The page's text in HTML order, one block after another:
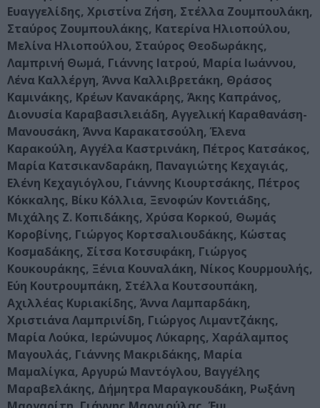
Ευαγγελίδης, Χριστίνα Ζήση, Στέλλα Ζουμπουλάκη,
Σταύρος Ζουμπουλάκης, Κατερίνα Ηλιοπούλου,
Μελίνα Ηλιοπούλου, Σταύρος Θεοδωράκης,
Λαμπρινή Θωμά, Γιάννης Ιατρού, Μαρία Ιωάννου,
Λένα Καλλέργη, Άννα Καλλιβρετάκη, Θράσος
Καμινάκης, Κρέων Κανακάρης, Άκης Καπράνος,
Διονυσία Καραβασιλειάδη, Αγγελική Καραθανάση-
Μανουσάκη, Άννα Καρακατσούλη, Έλενα
Καρακούλη, Αγγέλα Καστρινάκη, Πέτρος Κατσάκος,
Μαρία Κατσικανδαράκη, Παναγιώτης Κεχαγιάς,
Ελένη Κεχαγιόγλου, Γιάννης Κιουρτσάκης, Πέτρος
Κόκκαλης, Βίκυ Κόλλια, Ξενοφών Κοντιάδης,
Μιχάλης Ζ. Κοπιδάκης, Χρύσα Κορκού, Θωμάς
Κοροβίνης, Γιώργος Κορτσαλιουδάκης, Κώστας
Κοσμαδάκης, Σίτσα Κοτσυφάκη, Γιώργος
Κουκουράκης, Ξένια Κουναλάκη, Νίκος Κουρμουλής,
Εύη Κουτρουμπάκη, Στέλλα Κουτσουπάκη,
Αχιλλέας Κυριακίδης, Άννα Λαμπαρδάκη,
Χριστιάνα Λαμπρινίδη, Γιώργος Λιμαντζάκης,
Μαρία Λούκα, Ιερώνυμος Λύκαρης, Χαράλαμπος
Μαγουλάς, Γιάννης Μακριδάκης, Μαρία
Μαμαλίγκα, Αργυρώ Μαντόγλου, Βαγγέλης
Μαραβελάκης, Δήμητρα Μαραγκουδάκη, Ρωξάνη